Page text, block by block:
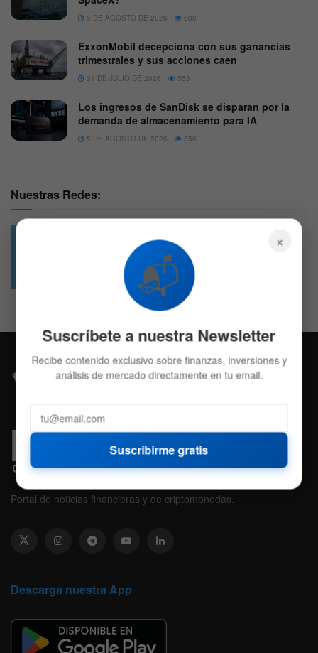
5 DE AGOSTO DE 2026 600
ExxonMobil decepciona con sus ganancias
trimestrales y sus acciones caen
31 DE JULIO DE 2026 553
Los ingresos de SanDisk se disparan por la
demanda de almacenamiento para IA
5 DE AGOSTO DE 2026 556
Nuestras Redes:
4.7k
Followers
Portal de noticias financieras y de criptomonedas.
Descarga nuestra App
×
📬
Suscríbete a nuestra Newsletter
Recibe contenido exclusivo sobre finanzas, inversiones y
análisis de mercado directamente en tu email.
Suscribirme gratis